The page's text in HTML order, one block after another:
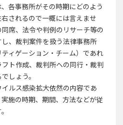
各事務所がその時期にどのよう
されるので一概には言えませ
席、法令や判例のリサーチ等の
、裁判案件を扱う法律事務所
ティゲーション・チーム）であれ
ト作成、裁判所への同行・裁判
しょう。
ルス感染拡大依然の内容であ
施の時期、期間、方法などが従